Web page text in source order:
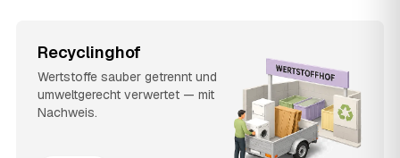
Recyclinghof
Wertstoffe sauber getrennt und
umweltgerecht verwertet — mit
Nachweis.